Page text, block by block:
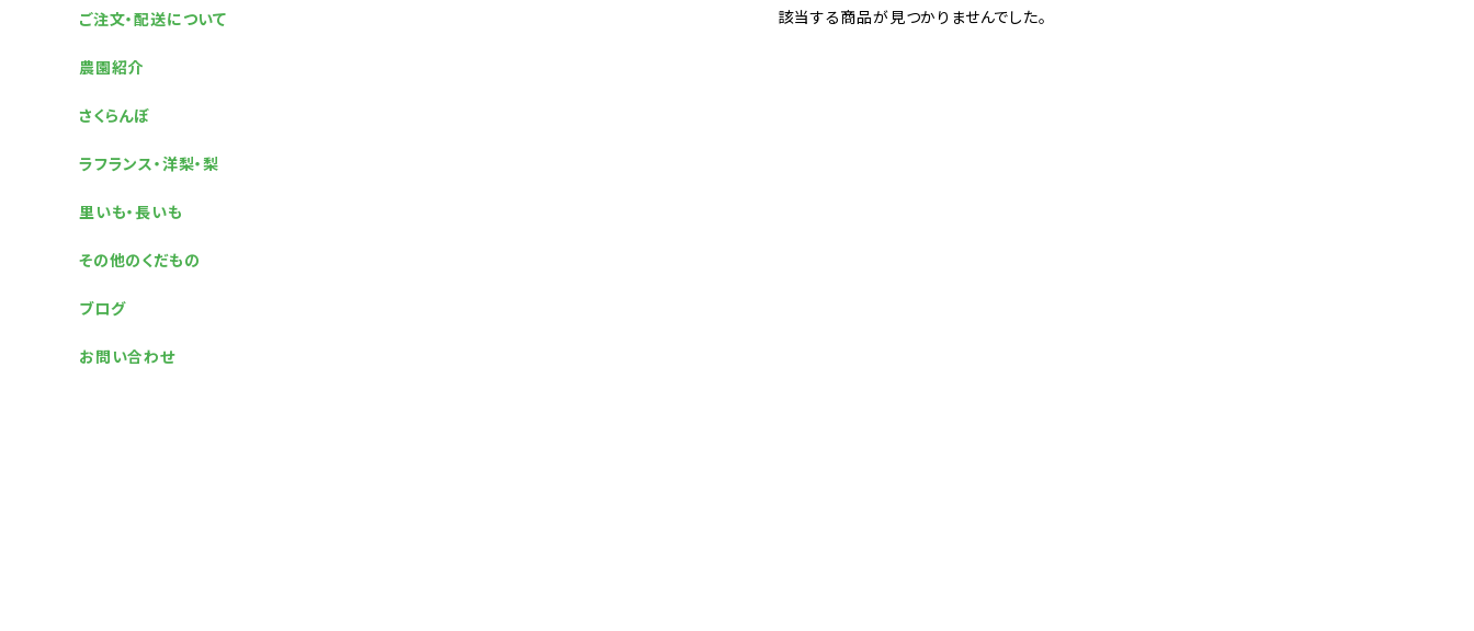
該当する商品が見つかりませんでした。
ご注文・配送について
農園紹介
さくらんぼ
ラフランス・洋梨・梨
里いも・長いも
その他のくだもの
ブログ
お問い合わせ